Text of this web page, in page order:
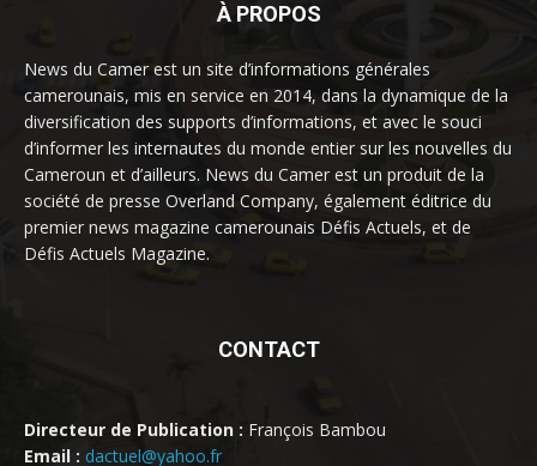
À PROPOS
News du Camer est un site d’informations générales
camerounais, mis en service en 2014, dans la dynamique de la
diversification des supports d’informations, et avec le souci
d’informer les internautes du monde entier sur les nouvelles du
Cameroun et d’ailleurs. News du Camer est un produit de la
société de presse Overland Company, également éditrice du
premier news magazine camerounais Défis Actuels, et de
Défis Actuels Magazine.
CONTACT
Directeur de Publication : François Bambou
Email : dactuel@yahoo.fr